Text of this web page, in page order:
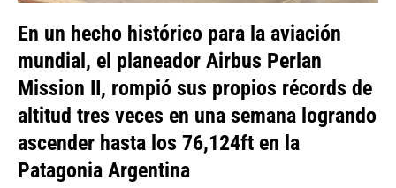
En un hecho histórico para la aviación
mundial, el planeador Airbus Perlan
Mission II, rompió sus propios récords de
altitud tres veces en una semana logrando
ascender hasta los 76,124ft en la
Patagonia Argentina